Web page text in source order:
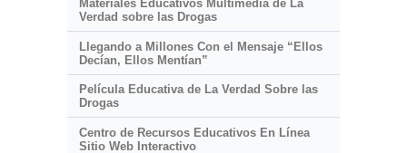
Materiales Educativos Multimedia de La
Verdad sobre las Drogas
Llegando a Millones Con el Mensaje “Ellos
Decían, Ellos Mentían”
Película Educativa de La Verdad Sobre las
Drogas
Centro de Recursos Educativos En Línea
Sitio Web Interactivo